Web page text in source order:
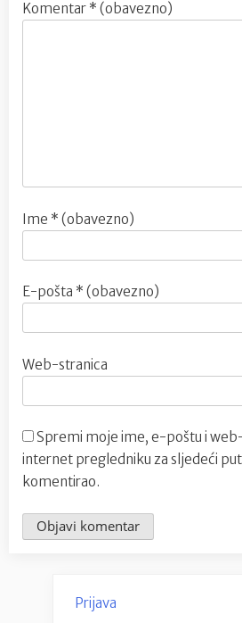
Komentar * (obavezno)
Ime * (obavezno)
E-pošta * (obavezno)
Web-stranica
Spremi moje ime, e-poštu i
internet pregledniku za sljedeći
komentirao.
Prijava